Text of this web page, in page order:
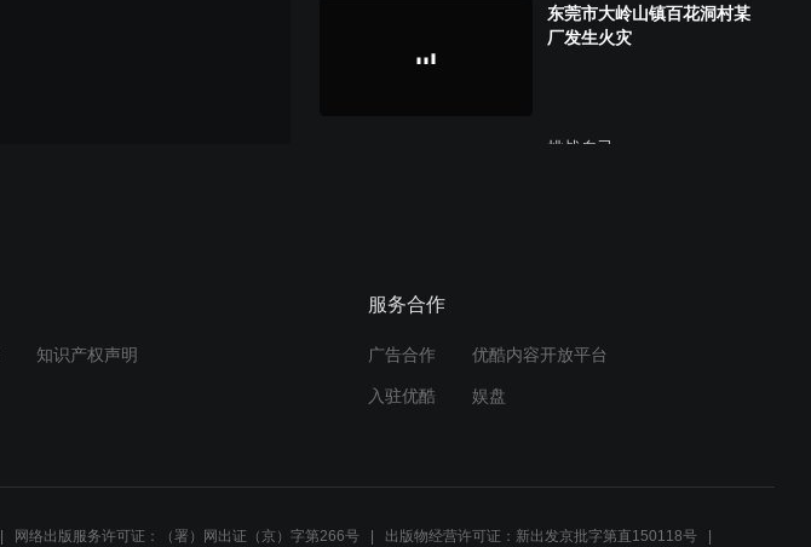
东莞市大岭山镇百花洞村某
厂发生火灾
挑战自己....
知识产权声明
服务合作
广告合作 优酷内容开放平台
入驻优酷 娱盘
网络出版服务许可证：（署）网出证（京）字第266号 出版物经营许可证：新出发京批字第直150118号